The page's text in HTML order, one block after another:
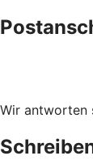
Wir antworten